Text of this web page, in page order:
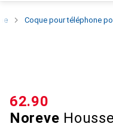
Coque pour téléphone
Noreve
CHF
62.90